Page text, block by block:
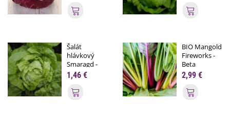
Pridať do košíka
Šalát
hlávkový
Smaragd -
Lactuca...
1,46 €
Pridať do košíka
BIO Mangold
Fireworks -
Beta
vulgaris...
2,99 €